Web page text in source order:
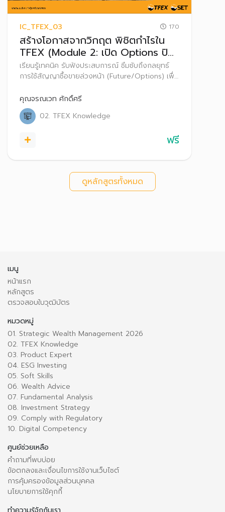
IC_TFEX_03 170
สร้างโอกาสจากวิกฤต พิชิตกำไรใน
TFEX (Module 2: เปิด Options ปิด
ความเสี่ยง เปลี่ยนวิกฤตเป็นโอกาส)
เรียนรู้เทคนิค รับฟังประสบการณ์ ซึมซับถึงกลยุทธ์
การใช้สัญญาซื้อขายล่วงหน้า (Future/Options) เพื่อ
พิชิตกำไรให้กับผู้ลงทุนได้อย่างมืออาชีพ
คุณจรณเวท ศักดิ์ศรี
02. TFEX Knowledge
ฟรี
ดูหลักสูตรทั้งหมด
เมนู
หน้าแรก
หลักสูตร
ตรวจสอบใบวุฒิบัตร
หมวดหมู่
01. Strategic Wealth Management 2026
02. TFEX Knowledge
03. Product Expert
04. ESG Investing
05. Soft Skills
06. Wealth Advice
07. Fundamental Analysis
08. Investment Strategy
09. Comply with Regulatory
10. Digital Competency
ศูนย์ช่วยเหลือ
คำถามที่พบบ่อย
ข้อตกลงและเงื่อนไขการใช้งานเว็บไซต์
การคุ้มครองข้อมูลส่วนบุคคล
นโยบายการใช้คุกกี้